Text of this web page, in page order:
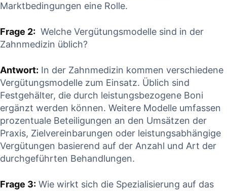
Marktbedingungen eine Rolle.
Frage‍ 2: ⁢ Welche Vergütungsmodelle sind in der
Zahnmedizin üblich?
Antwort: In der Zahnmedizin kommen verschiedene
Vergütungsmodelle zum Einsatz. Üblich sind
⁣Festgehälter,⁣ die durch leistungsbezogene Boni
‌ergänzt werden können. Weitere Modelle umfassen⁢
prozentuale Beteiligungen ‍an den ⁤Umsätzen der
Praxis, Zielvereinbarungen​ oder leistungsabhängige
Vergütungen basierend ‌auf ⁣der Anzahl und⁢ Art⁤ der
durchgeführten ​Behandlungen.
Frage 3: Wie wirkt sich die Spezialisierung auf ​das